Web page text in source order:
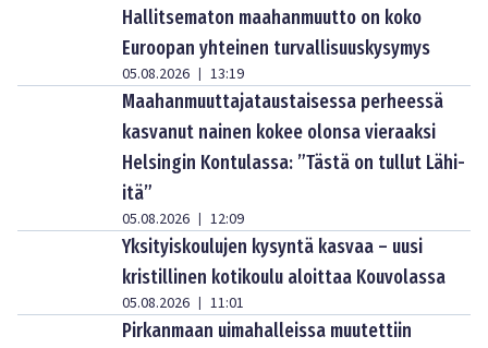
Hallitsematon maahanmuutto on koko
Euroopan yhteinen turvallisuuskysymys
05.08.2026 | 13:19
Maahanmuuttajataustaisessa perheessä
kasvanut nainen kokee olonsa vieraaksi
Helsingin Kontulassa: ”Tästä on tullut Lähi-
itä”
05.08.2026 | 12:09
Yksityiskoulujen kysyntä kasvaa – uusi
kristillinen kotikoulu aloittaa Kouvolassa
05.08.2026 | 11:01
Pirkanmaan uimahalleissa muutettiin